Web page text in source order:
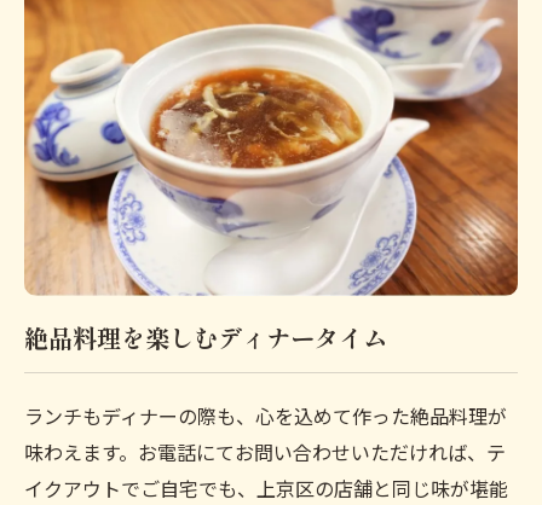
絶品料理を楽しむディナータイム
ランチもディナーの際も、心を込めて作った絶品料理が
味わえます。お電話にてお問い合わせいただければ、テ
イクアウトでご自宅でも、上京区の店舗と同じ味が堪能